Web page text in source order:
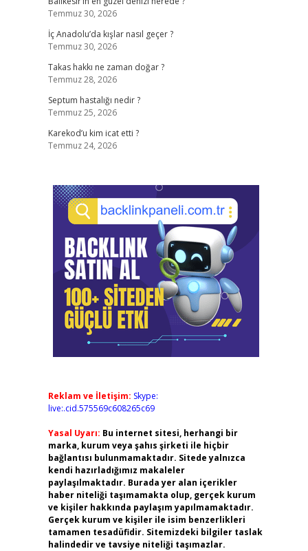
Temmuz 30, 2026
İç Anadolu’da kışlar nasıl geçer ?
Temmuz 30, 2026
Takas hakkı ne zaman doğar ?
Temmuz 28, 2026
Septum hastalığı nedir ?
Temmuz 25, 2026
Karekod’u kim icat etti ?
Temmuz 24, 2026
Reklam ve İletişim: Skype:
live:.cid.575569c608265c69
Yasal Uyarı: Bu internet sitesi, herhangi bir
marka, kurum veya şahıs şirketi ile hiçbir
bağlantısı bulunmamaktadır. Sitede yalnızca
kendi hazırladığımız makaleler
paylaşılmaktadır. Burada yer alan içerikler
haber niteliği taşımamakta olup, gerçek kurum
ve kişiler hakkında paylaşım yapılmamaktadır.
Gerçek kurum ve kişiler ile isim benzerlikleri
tamamen tesadüfidir. Sitemizdeki bilgiler taslak
halindedir ve tavsiye niteliği taşımazlar.